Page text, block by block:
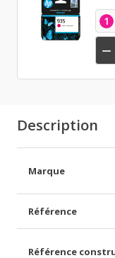
1

Description
Marque
Référence
Référence